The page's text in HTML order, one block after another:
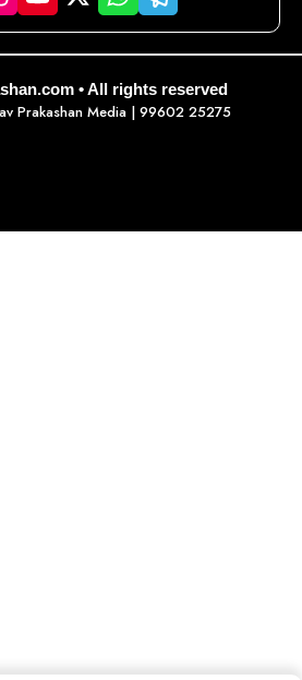
• All rights reserved
Prakashan Media| 99602 25275